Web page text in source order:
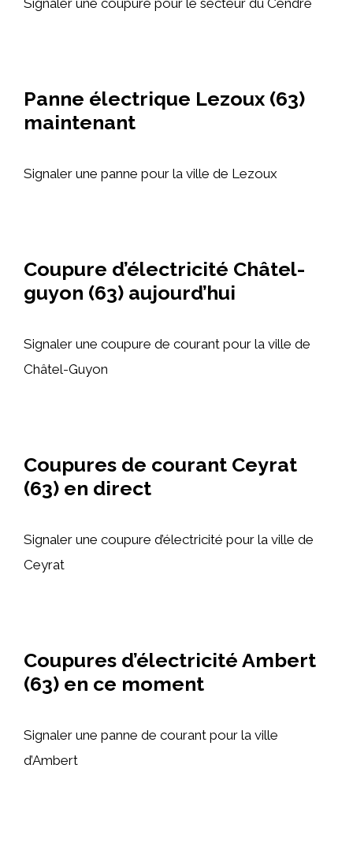
Signaler une coupure pour le secteur du Cendre
Panne électrique Lezoux (63)
maintenant
Signaler une panne pour la ville de Lezoux
Coupure d’électricité Châtel-
guyon (63) aujourd’hui
Signaler une coupure de courant pour la ville de
Châtel-Guyon
Coupures de courant Ceyrat
(63) en direct
Signaler une coupure d’électricité pour la ville de
Ceyrat
Coupures d’électricité Ambert
(63) en ce moment
Signaler une panne de courant pour la ville
d’Ambert